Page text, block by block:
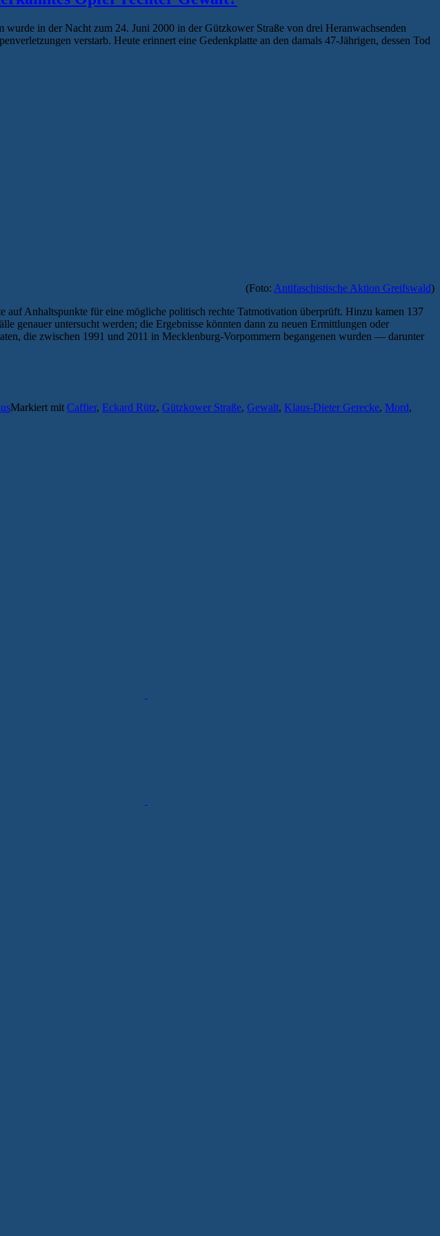
in der Nacht zum 24. Juni 2000 in der Gützkower Straße von drei Heranwachsenden
verstarb. Heute erinnert eine Gedenkplatte an den damals 47-Jährigen, dessen Tod
(Foto: Antifaschistische Aktion Greifswald)
Anhaltspunkte für eine mögliche politisch rechte Tatmotivation überprüft. Hinzu kamen 137
genauer untersucht werden; die Ergebnisse könnten dann zu neuen Ermittlungen oder
die zwischen 1991 und 2011 in Mecklenburg-Vorpommern begangenen wurden — darunter
Markiert mit Caffier, Eckard Rütz, Gützkower Straße, Gewalt, Klaus-Dieter Gerecke, Mord,